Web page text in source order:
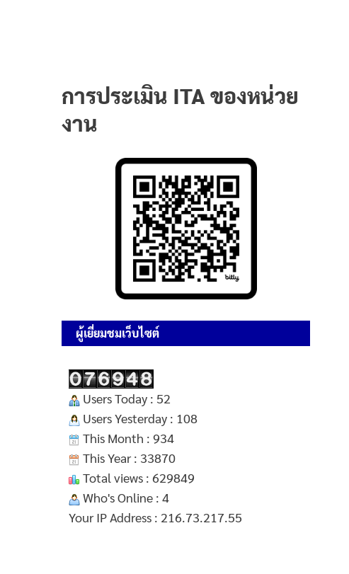
การประเมิน ITA ของหน่วย
งาน
ผู้เยี่ยมชมเว็บไซต์
Users Today : 52
Users Yesterday : 108
This Month : 934
This Year : 33870
Total views : 629849
Who's Online : 4
Your IP Address : 216.73.217.55